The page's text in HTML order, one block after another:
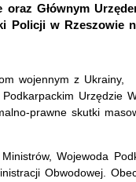
Głównym
Policji w Rzeszowie
wojennym z Ukrainy,
Urzędzie
prawne skutki
Wojewoda
Obwodowej.